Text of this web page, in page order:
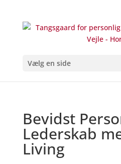
Vælg en side
Bevidst
Lederskab
Living